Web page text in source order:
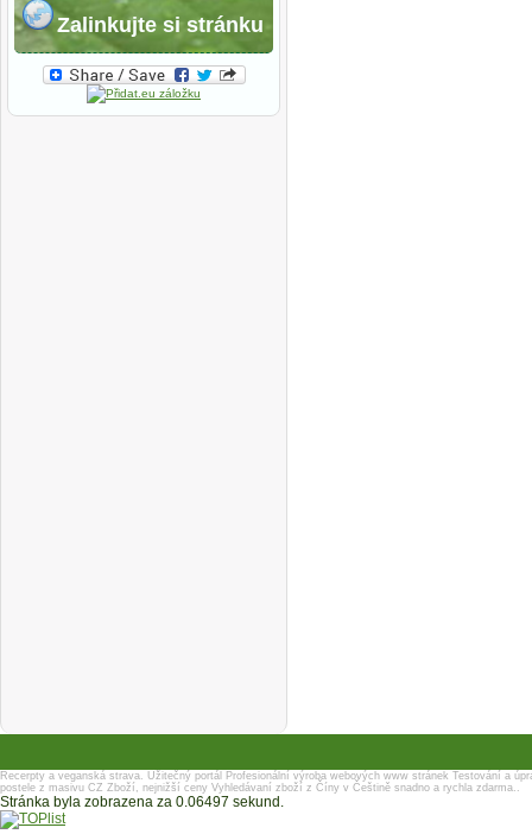
Zalinkujte si stránku
Recerpty a veganská strava. Užitečný portál Profesionální výroba webových www stránek Testování a
postele z masivu CZ Zboží, nejnižší ceny Vyhledávaní zboží z Číny v Češtině snadno a rychla zdarma..
Stránka byla zobrazena za 0.06497 sekund.